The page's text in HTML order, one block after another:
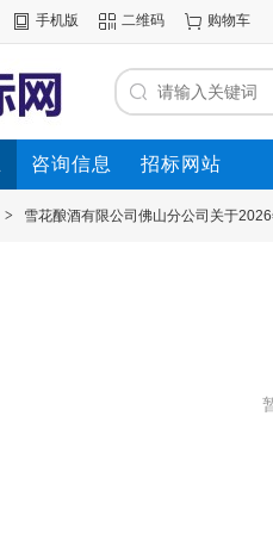
手机版 二维码 购物车
咨询信息 招标网站
> 雪花酿酒有限公司佛山分公司关于